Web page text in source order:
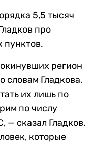
5,5 тысяч
про
пунктов.
регион
словам Гладкова,
их лишь по
по числу
— сказал Гладков.
которые